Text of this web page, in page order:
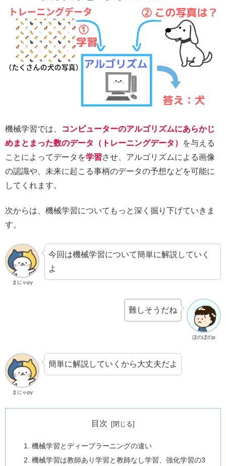
機械学習では、
コンピューターのアルゴリズムにあらかじ
めまとまった数のデータ（トレーニングデータ）
を与える
ことによってデータを学習させ、アルゴリズムによる画像
の認識や、未来に起こる事柄のデータの予想などを可能に
してくれます。
次からは、機械学習についてもっと深く掘り下げていきま
す。
まにゃpy
今回は機械学習について簡単に解説していく
よ
ほのぼのp
難しそうだね
まにゃpy
簡単に解説していくから大丈夫だよ
目次
機械学習とディープラーニングの違い
機械学習は教師あり学習と教師なし学習、強化学習の3